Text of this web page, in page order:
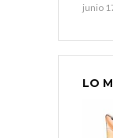
junio
LO